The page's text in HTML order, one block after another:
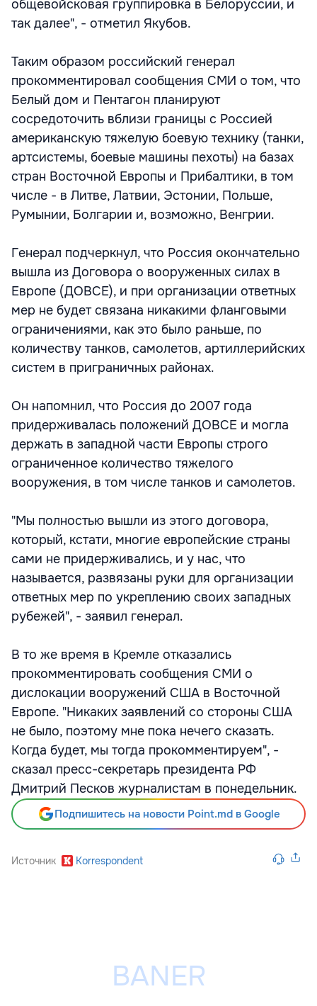
общевойсковая группировка в Белоруссии, и
так далее", - отметил Якубов.
Таким образом российский генерал
прокомментировал сообщения СМИ о том, что
Белый дом и Пентагон планируют
сосредоточить вблизи границы с Россией
американскую тяжелую боевую технику (танки,
артсистемы, боевые машины пехоты) на базах
стран Восточной Европы и Прибалтики, в том
числе - в Литве, Латвии, Эстонии, Польше,
Румынии, Болгарии и, возможно, Венгрии.
Генерал подчеркнул, что Россия окончательно
вышла из Договора о вооруженных силах в
Европе (ДОВСЕ), и при организации ответных
мер не будет связана никакими фланговыми
ограничениями, как это было раньше, по
количеству танков, самолетов, артиллерийских
систем в приграничных районах.
Он напомнил, что Россия до 2007 года
придерживалась положений ДОВСЕ и могла
держать в западной части Европы строго
ограниченное количество тяжелого
вооружения, в том числе танков и самолетов.
"Мы полностью вышли из этого договора,
который, кстати, многие европейские страны
сами не придерживались, и у нас, что
называется, развязаны руки для организации
ответных мер по укреплению своих западных
рубежей", - заявил генерал.
В то же время в Кремле отказались
прокомментировать сообщения СМИ о
дислокации вооружений США в Восточной
Европе. "Никаких заявлений со стороны США
не было, поэтому мне пока нечего сказать.
Когда будет, мы тогда прокомментируем", -
сказал пресс-секретарь президента РФ
Дмитрий Песков журналистам в понедельник.
Подпишитесь на новости Point.md в Google
Источник Korrespondent